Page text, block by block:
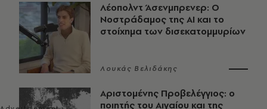
Λέοπολντ Άσενμπρενερ: Ο
Νοστράδαμος της AI και το
στοίχημα των δισεκατομμυρίων
Λουκάς Βελιδάκης
Αριστομένης Προβελέγγιος: ο
ποιητής του Αιγαίου και της